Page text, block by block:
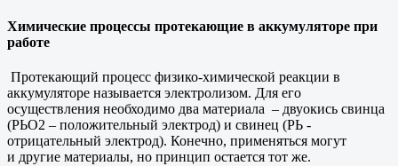
Химические процессы протекающие в аккумуляторе при
работе
Протекающий процесс физико-химической реакции в
аккумуляторе называется электролизом. Для его
осуществления необходимо два материала – двуокись свинца
(РЬО2 – положительный электрод) и свинец (РЬ -
отрицательный электрод). Конечно, применяться могут
и другие материалы, но принцип остается тот же.